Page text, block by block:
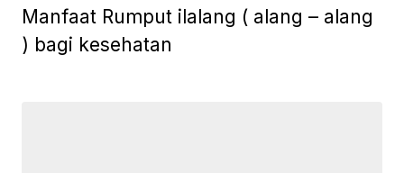
Manfaat Rumput ilalang ( alang – alang
) bagi kesehatan